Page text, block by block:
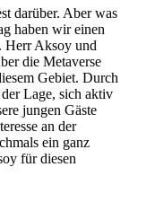
darüber. Aber was
haben wir einen
Herr Aksoy und
die Metaverse
Gebiet. Durch
Lage, sich aktiv
jungen Gäste
an der
ein ganz
für diesen